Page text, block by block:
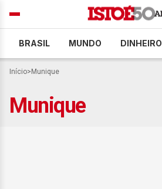
BRASIL MUNDO DINHEIRO
Início> Munique
Munique